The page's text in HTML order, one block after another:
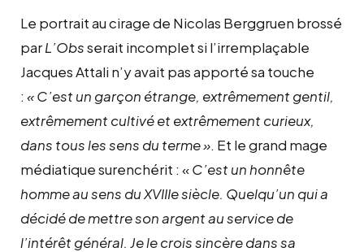
Le portrait au cirage de Nicolas Berggruen brossé
parL’Obsserait incomplet si l’irremplaçable
Jacques Attali n’y avait pas apporté sa touche
: « C’est un garçon étrange, extrêmement gentil,
extrêmement cultivé et extrêmement curieux,
dans tous les sens du terme ». Et le grand mage
médiatique surenchérit : «C’est un honnête
homme au sens du XVIIIe siècle. Quelqu’un qui a
décidé de mettre son argent au service de
l’intérêt général. Je le crois sincère dans sa